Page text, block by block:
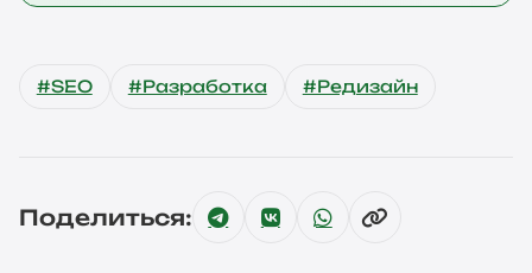
#SEO #Разработка #Редизайн
Поделиться: